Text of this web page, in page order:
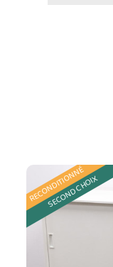
RECONDITIONNÉ
SECOND CHOIX